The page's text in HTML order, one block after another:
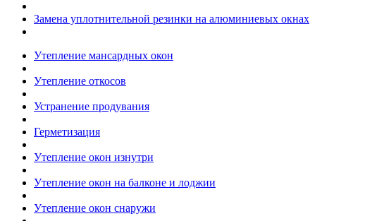
Замена уплотнительной резинки на алюминиевых окнах
Утепление мансардных окон
Утепление откосов
Устранение продувания
Герметизация
Утепление окон изнутри
Утепление окон на балконе и лоджии
Утепление окон снаружи